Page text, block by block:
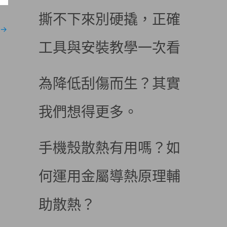
→
撕不下來別硬撬，正確
工具與安裝教學一次看
為降低刮傷而生？其實
我們想得更多。
手機殼散熱有用嗎？如
何運用金屬導熱原理輔
助散熱？